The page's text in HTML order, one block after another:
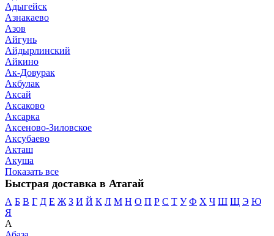
Адыгейск
Азнакаево
Азов
Айгунь
Айдырлинский
Айкино
Ак-Довурак
Акбулак
Аксай
Аксаково
Аксарка
Аксеново-Зиловское
Аксубаево
Акташ
Акуша
Показать все
Быстрая доставка в Атагай
А Б В Г Д Е Ж З И Й К Л М Н О П Р С Т У Ф Х Ч Ш Щ Э Ю
Я
А